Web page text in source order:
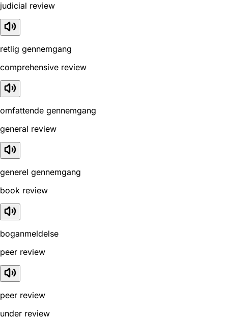
judicial review
retlig gennemgang
comprehensive review
omfattende gennemgang
general review
generel gennemgang
book review
boganmeldelse
peer review
peer review
under review